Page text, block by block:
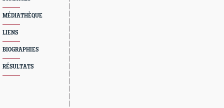
MÉDIATHÈQUE
LIENS
BIOGRAPHIES
RÉSULTATS